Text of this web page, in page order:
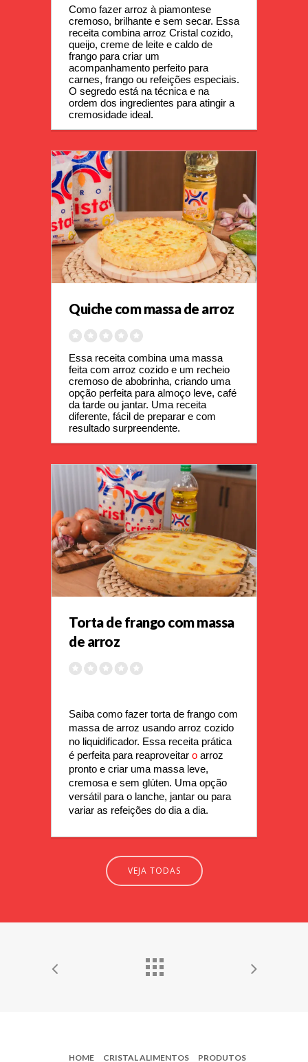
Como fazer arroz à piamontese
cremoso, brilhante e sem secar. Essa
receita combina arroz Cristal cozido,
queijo, creme de leite e caldo de
frango para criar um
acompanhamento perfeito para
carnes, frango ou refeições especiais.
O segredo está na técnica e na
ordem dos ingredientes para atingir a
cremosidade ideal.
Quiche com massa de arroz
Essa receita combina uma massa
feita com arroz cozido e um recheio
cremoso de abobrinha, criando uma
opção perfeita para almoço leve, café
da tarde ou jantar. Uma receita
diferente, fácil de preparar e com
resultado surpreendente.
Torta de frango com massa
de arroz
Saiba como fazer torta de frango com
massa de arroz usando arroz cozido
no liquidificador. Essa receita prática
é perfeita para reaproveitar o arroz
pronto e criar uma massa leve,
cremosa e sem glúten. Uma opção
versátil para o lanche, jantar ou para
variar as refeições do dia a dia.
VEJA TODAS
HOME CRISTAL ALIMENTOS PRODUTOS